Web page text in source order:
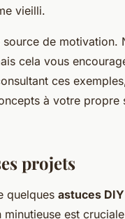
vieilli.
source de motivation.
cela vous
ces
à votre propre
projets
quelques astuces DIY
est